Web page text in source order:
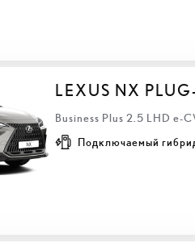
LEXUS NX
Business Plus 2.5 LHD e-
Подключаемый